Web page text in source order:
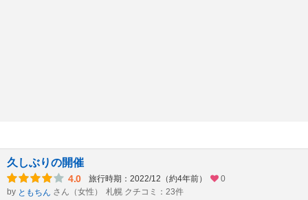
久しぶりの開催
4.0 旅行時期：2022/12（約4年前）
0
by ともちん さん（女性） 札幌 クチコミ：23件